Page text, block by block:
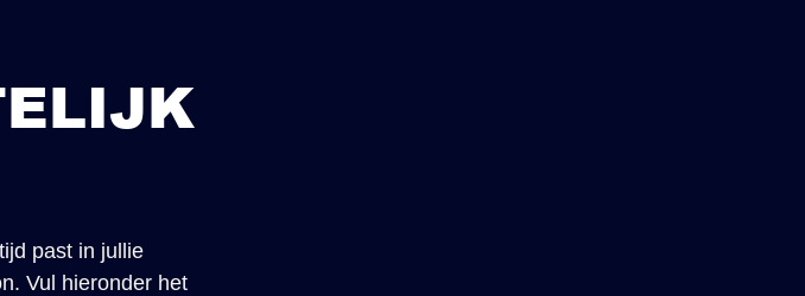
past in jullie
Vul hieronder het